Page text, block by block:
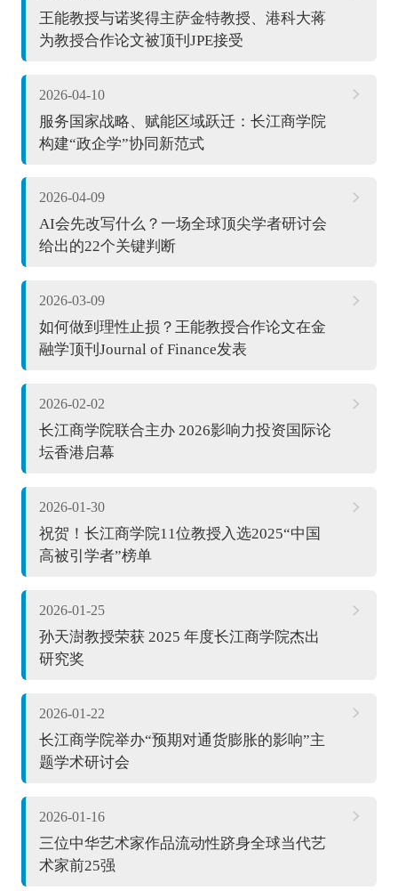
王能教授与诺奖得主萨金特教授、港科大蒋
为教授合作论文被顶刊JPE接受
2026-04-10
服务国家战略、赋能区域跃迁：长江商学院
构建“政企学”协同新范式
2026-04-09
AI会先改写什么？一场全球顶尖学者研讨会
给出的22个关键判断
2026-03-09
如何做到理性止损？王能教授合作论文在金
融学顶刊Journal of Finance发表
2026-02-02
长江商学院联合主办 2026影响力投资国际论
坛香港启幕
2026-01-30
祝贺！长江商学院11位教授入选2025“中国
高被引学者”榜单
2026-01-25
孙天澍教授荣获 2025 年度长江商学院杰出
研究奖
2026-01-22
长江商学院举办“预期对通货膨胀的影响”主
题学术研讨会
2026-01-16
三位中华艺术家作品流动性跻身全球当代艺
术家前25强